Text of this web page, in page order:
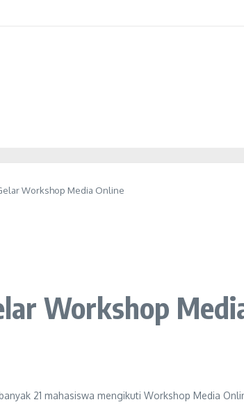
Workshop Media Online
Workshop
21 mahasiswa mengikuti Workshop Media